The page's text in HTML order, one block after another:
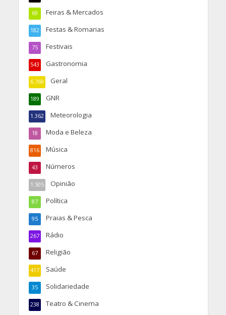
Feiras & Mercados
69
Festas & Romarias
182
Festivais
75
Gastronomia
543
Geral
6.769
GNR
189
Meteorologia
1.362
Moda e Beleza
18
Música
816
Números
43
Opinião
1.505
Política
87
Praias & Pesca
95
Rádio
267
Religião
67
Saúde
417
Solidariedade
35
Teatro & Cinema
238